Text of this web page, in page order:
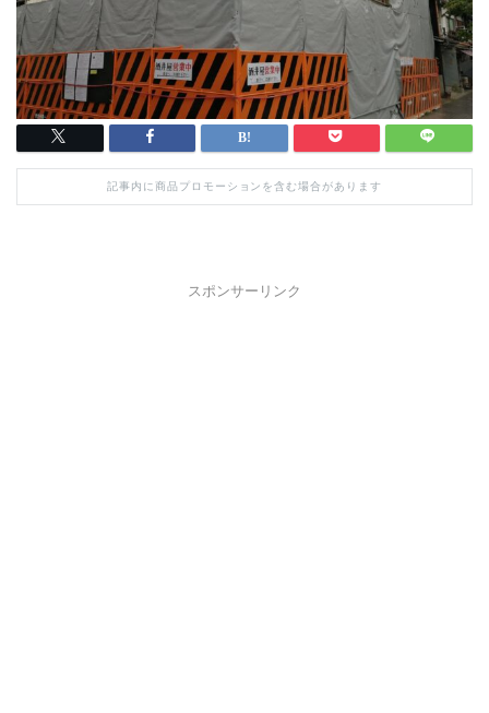
記事内に商品プロモーションを含む場合があります
スポンサーリンク